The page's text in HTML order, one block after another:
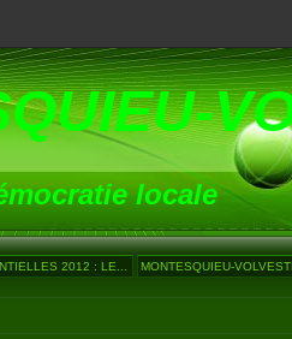
locale
2012 : LE... MONTESQUIEU-